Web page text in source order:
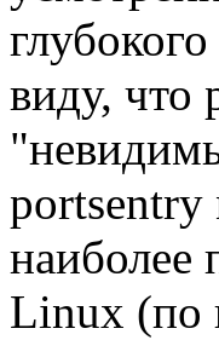
виду, что
portsentry
наиболее
Linux (по